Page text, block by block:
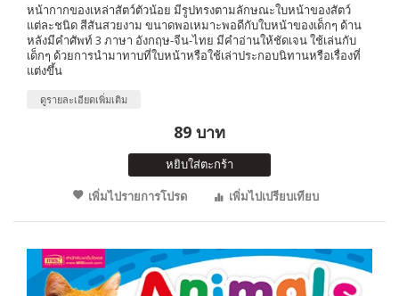
หน้ากากของเหล่าสัตว์ตัวน้อย มีรูปทรงตามลักษณะใบหน้าของสัตว์
แต่ละชนิด สีสันสวยงาม ขนาดพอเหมาะพอดีกับใบหน้าของเด็กๆ ด้าน
หลังมีคำศัพท์ 3 ภาษา อังกฤษ-จีน-ไทย มีคำอ่านให้ชัดเจน ใช้เล่นกับ
เด็กๆ ด้วยการนำมาทาบที่ใบหน้าหรือใช้เล่าประกอบนิทานหรือเรื่องที่
แต่งขึ้น
ดูรายละเอียดเพิ่มเติม
89 บาท
หยิบใส่ตะกร้า
เพิ่มไปรายการโปรด
เพิ่มไปเปรียบเทียบ